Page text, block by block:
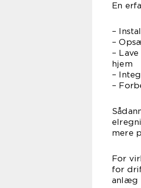
En
–
–
–
hjem
–
–
mere
For
for
anlæg